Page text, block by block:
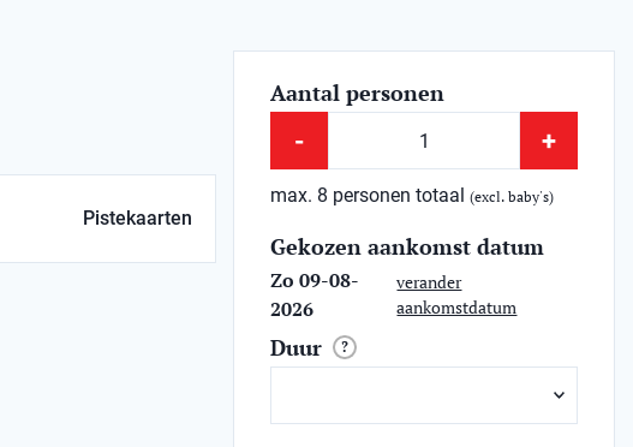
Pistekaarten
Aantal personen
- +
max. 8 personen totaal(excl. baby's)
Gekozen aankomst datum
Zo 09-08-
2026
verander
aankomstdatum
Duur ?